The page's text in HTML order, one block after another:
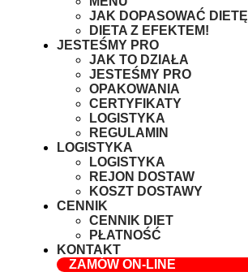
JAK DOPASOWAĆ DIETĘ
DIETA Z EFEKTEM!
JESTEŚMY PRO
JAK TO DZIAŁA
JESTEŚMY PRO
OPAKOWANIA
CERTYFIKATY
LOGISTYKA
REGULAMIN
LOGISTYKA
LOGISTYKA
REJON DOSTAW
KOSZT DOSTAWY
CENNIK
CENNIK DIET
PŁATNOŚĆ
KONTAKT
ZAMÓW ON-LINE